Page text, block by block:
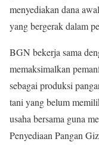
menyediakan dana
yang bergerak dalam
BGN bekerja sama
memaksimalkan
sebagai produksi
tani yang belum
usaha bersama guna
Penyediaan Pangan